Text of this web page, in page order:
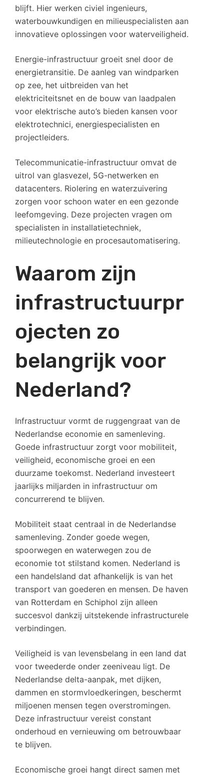
blijft. Hier werken civiel ingenieurs,
waterbouwkundigen en milieuspecialisten aan
innovatieve oplossingen voor waterveiligheid.
Energie-infrastructuur groeit snel door de
energietransitie. De aanleg van windparken
op zee, het uitbreiden van het
elektriciteitsnet en de bouw van laadpalen
voor elektrische auto’s bieden kansen voor
elektrotechnici, energiespecialisten en
projectleiders.
Telecommunicatie-infrastructuur omvat de
uitrol van glasvezel, 5G-netwerken en
datacenters. Riolering en waterzuivering
zorgen voor schoon water en een gezonde
leefomgeving. Deze projecten vragen om
specialisten in installatietechniek,
milieutechnologie en procesautomatisering.
Waarom zijn
infrastructuurpr
ojecten zo
belangrijk voor
Nederland?
Infrastructuur vormt de ruggengraat van de
Nederlandse economie en samenleving.
Goede infrastructuur zorgt voor mobiliteit,
veiligheid, economische groei en een
duurzame toekomst. Nederland investeert
jaarlijks miljarden in infrastructuur om
concurrerend te blijven.
Mobiliteit staat centraal in de Nederlandse
samenleving. Zonder goede wegen,
spoorwegen en waterwegen zou de
economie tot stilstand komen. Nederland is
een handelsland dat afhankelijk is van het
transport van goederen en mensen. De haven
van Rotterdam en Schiphol zijn alleen
succesvol dankzij uitstekende infrastructurele
verbindingen.
Veiligheid is van levensbelang in een land dat
voor tweederde onder zeeniveau ligt. De
Nederlandse delta-aanpak, met dijken,
dammen en stormvloedkeringen, beschermt
miljoenen mensen tegen overstromingen.
Deze infrastructuur vereist constant
onderhoud en vernieuwing om betrouwbaar
te blijven.
Economische groei hangt direct samen met